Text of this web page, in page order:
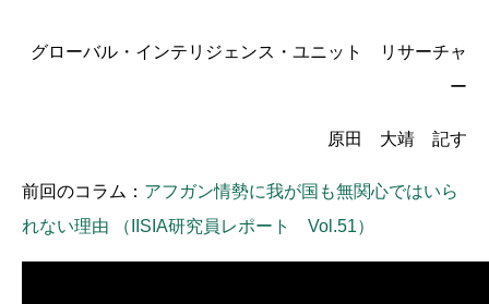
グローバル・インテリジェンス・ユニット リサーチャ
ー
原田 大靖 記す
前回のコラム： アフガン情勢に我が国も無関心ではいら
れない理由 （IISIA研究員レポート Vol.51）